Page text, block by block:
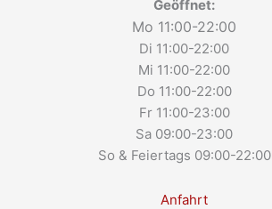
Geöffnet:
Mo 11:00-22:00
Di 11:00-22:00
Mi 11:00-22:00
Do 11:00-22:00
Fr 11:00-23:00
Sa 09:00-23:00
So & Feiertags 09:00-22:00
Anfahrt